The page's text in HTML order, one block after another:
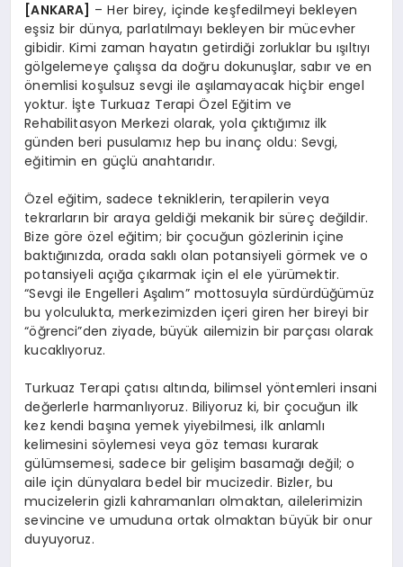
[ANKARA] – Her birey, içinde keşfedilmeyi bekleyen
eşsiz bir dünya, parlatılmayı bekleyen bir mücevher
gibidir. Kimi zaman hayatın getirdiği zorluklar bu ışıltıyı
gölgelemeye çalışsa da doğru dokunuşlar, sabır ve en
önemlisi koşulsuz sevgi ile aşılamayacak hiçbir engel
yoktur. İşte Turkuaz Terapi Özel Eğitim ve
Rehabilitasyon Merkezi olarak, yola çıktığımız ilk
günden beri pusulamız hep bu inanç oldu: Sevgi,
eğitimin en güçlü anahtarıdır.
Özel eğitim, sadece tekniklerin, terapilerin veya
tekrarların bir araya geldiği mekanik bir süreç değildir.
Bize göre özel eğitim; bir çocuğun gözlerinin içine
baktığınızda, orada saklı olan potansiyeli görmek ve o
potansiyeli açığa çıkarmak için el ele yürümektir.
“Sevgi ile Engelleri Aşalım” mottosuyla sürdürdüğümüz
bu yolculukta, merkezimizden içeri giren her bireyi bir
“öğrenci”den ziyade, büyük ailemizin bir parçası olarak
kucaklıyoruz.
Turkuaz Terapi çatısı altında, bilimsel yöntemleri insani
değerlerle harmanlıyoruz. Biliyoruz ki, bir çocuğun ilk
kez kendi başına yemek yiyebilmesi, ilk anlamlı
kelimesini söylemesi veya göz teması kurarak
gülümsemesi, sadece bir gelişim basamağı değil; o
aile için dünyalara bedel bir mucizedir. Bizler, bu
mucizelerin gizli kahramanları olmaktan, ailelerimizin
sevincine ve umuduna ortak olmaktan büyük bir onur
duyuyoruz.